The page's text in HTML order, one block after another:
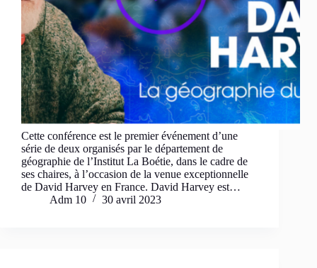
Cette conférence est le premier événement d’une
série de deux organisés par le département de
géographie de l’Institut La Boétie, dans le cadre de
ses chaires, à l’occasion de la venue exceptionnelle
de David Harvey en France. David Harvey est…
Adm 10
30 avril 2023